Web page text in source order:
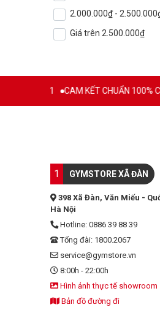
2.000.000₫ -
Giá trên 2.500.000₫
CAM KẾT CHUẨN 100%
1 GYMSTORE XÃ ĐÀN
398 Xã Đàn, Văn Miếu -
Hà Nội
Hotline: 0886 39 88 39
Tổng đài: 1800.2067
service@gymstore.vn
8:00h - 22:00h
Hình ảnh thực tế showroom
Bản đồ đường đi